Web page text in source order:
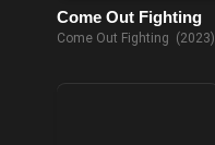
Come Out Fighting
Come Out Fighting (2023)